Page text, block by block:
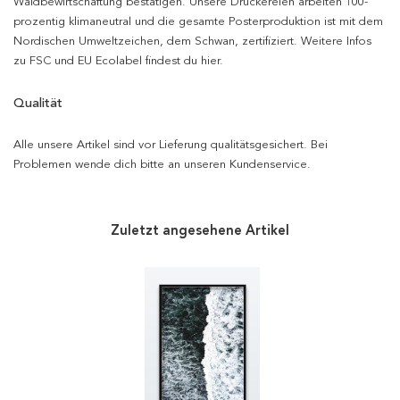
prozentig klimaneutral und die gesamte Posterproduktion ist mit dem
Nordischen Umweltzeichen, dem Schwan, zertifiziert. Weitere Infos
zu FSC und EU Ecolabel findest du hier.
Qualität
Alle unsere Artikel sind vor Lieferung qualitätsgesichert. Bei
Problemen wende dich bitte an unseren Kundenservice.
Zuletzt angesehene Artikel